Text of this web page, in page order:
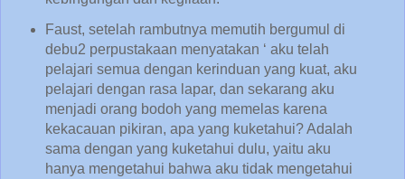
Faust, setelah rambutnya memutih bergumul di
debu2 perpustakaan menyatakan ‘ aku telah
pelajari semua dengan kerinduan yang kuat, aku
pelajari dengan rasa lapar, dan sekarang aku
menjadi orang bodoh yang memelas karena
kekacauan pikiran, apa yang kuketahui? Adalah
sama dengan yang kuketahui dulu, yaitu aku
hanya mengetahui bahwa aku tidak mengetahui